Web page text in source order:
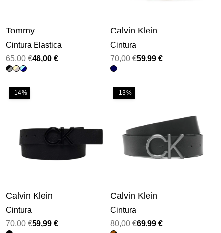
Tommy
Cintura Elastica
65,00€
Il
prezzo
era:
46,00 €
Il
prezzo
è:
Calvin Klein
Cintura
70,00€
Il
prezzo
era:
59,99 €
Il
prezzo
è:
-14%
Calvin Klein
Cintura
70,00€
Il
59,99 €
Il
-13%
Calvin Klein
Cintura
80,00€
Il
69,99 €
Il